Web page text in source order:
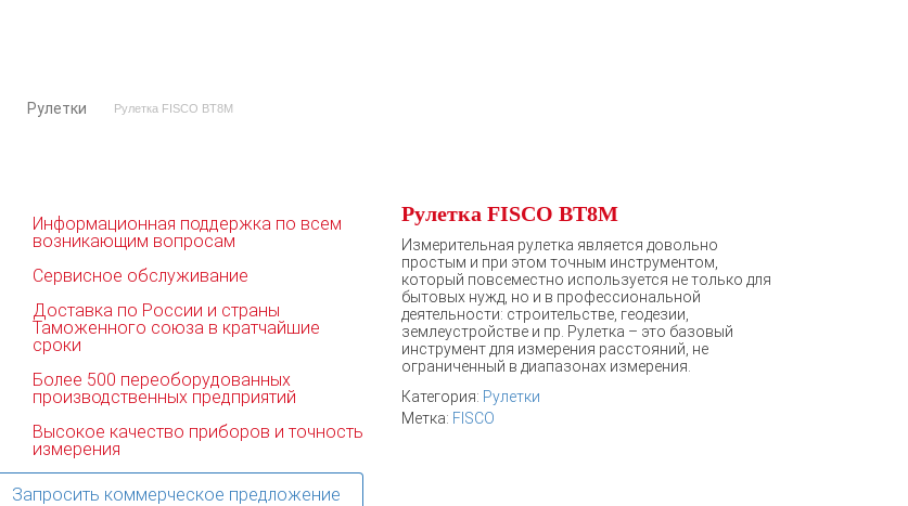
Рулетки Рулетка FISCO BT8M
Информационная поддержка по всем
возникающим вопросам
Сервисное обслуживание
Доставка по России и страны
Таможенного союза в кратчайшие
сроки
Более 500 переоборудованных
производственных предприятий
Высокое качество приборов и точность
измерения
Запросить коммерческое предложение
Рулетка FISCO BT8M
Измерительная рулетка является довольно
простым и при этом точным инструментом,
который повсеместно используется не только для
бытовых нужд, но и в профессиональной
деятельности: строительстве, геодезии,
землеустройстве и пр. Рулетка – это базовый
инструмент для измерения расстояний, не
ограниченный в диапазонах измерения.
Категория: Рулетки
Метка: FISCO